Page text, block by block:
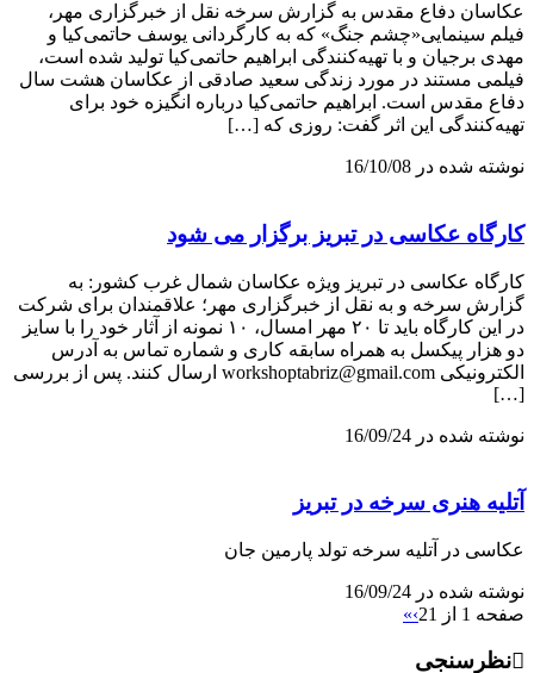
عکاسان دفاع مقدس به گزارش سرخه نقل از خبرگزاری مهر،
فیلم سینمایی«چشم جنگ» که به کارگردانی یوسف حاتمی‌کیا و
مهدی برجیان و با تهیه‌کنندگی ابراهیم حاتمی‌کیا تولید شده است،
فیلمی مستند در مورد زندگی سعید صادقی از عکاسان هشت سال
دفاع مقدس است. ابراهیم حاتمی‌کیا درباره انگیزه‌ خود برای
تهیه‌کنندگی این اثر گفت: روزی که […]
نوشته شده در 16/10/08
کارگاه عکاسی در تبریز برگزار می شود
کارگاه عکاسی در تبریز ویژه عکاسان شمال غرب کشور: به
گزارش سرخه و به نقل از خبرگزاری مهر؛ علاقمندان برای شرکت
در این کارگاه باید تا ۲۰ مهر امسال، ۱۰ نمونه از آثار خود را با سایز
دو هزار پیکسل به همراه سابقه کاری و شماره تماس به آدرس
الکترونیکی workshoptabriz@gmail.com ارسال کنند. پس از بررسی
[…]
نوشته شده در 16/09/24
آتلیه هنری سرخه در تبریز
عکاسی در آتلیه سرخه تولد پارمین جان
نوشته شده در 16/09/24
صفحه 1 از 2
1
›
»
نظرسنجی